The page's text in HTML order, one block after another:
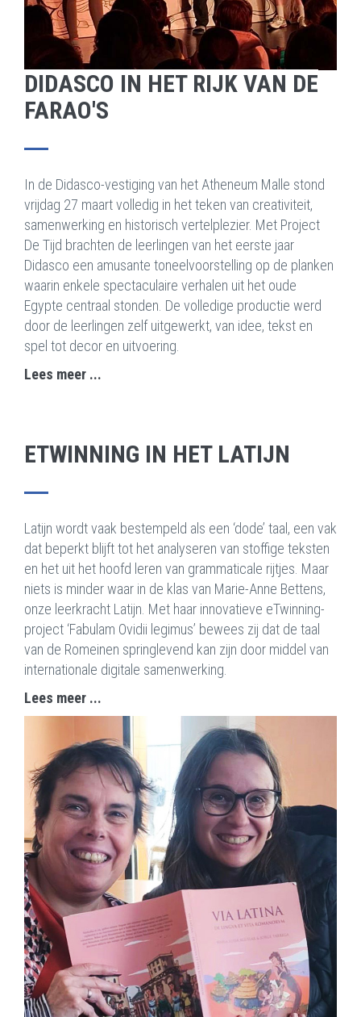
DIDASCO IN HET RIJK VAN DE
FARAO'S
In de Didasco-vestiging van het Atheneum Malle stond
vrijdag 27 maart volledig in het teken van creativiteit,
samenwerking en historisch vertelplezier. Met Project
De Tijd brachten de leerlingen van het eerste jaar
Didasco een amusante toneelvoorstelling op de planken
waarin enkele spectaculaire verhalen uit het oude
Egypte centraal stonden. De volledige productie werd
door de leerlingen zelf uitgewerkt, van idee, tekst en
spel tot decor en uitvoering.
Lees meer ...
ETWINNING IN HET LATIJN
Latijn wordt vaak bestempeld als een ‘dode’ taal, een vak
dat beperkt blijft tot het analyseren van stoffige teksten
en het uit het hoofd leren van grammaticale rijtjes. Maar
niets is minder waar in de klas van Marie-Anne Bettens,
onze leerkracht Latijn. Met haar innovatieve eTwinning-
project ‘Fabulam Ovidii legimus’ bewees zij dat de taal
van de Romeinen springlevend kan zijn door middel van
internationale digitale samenwerking.
Lees meer ...